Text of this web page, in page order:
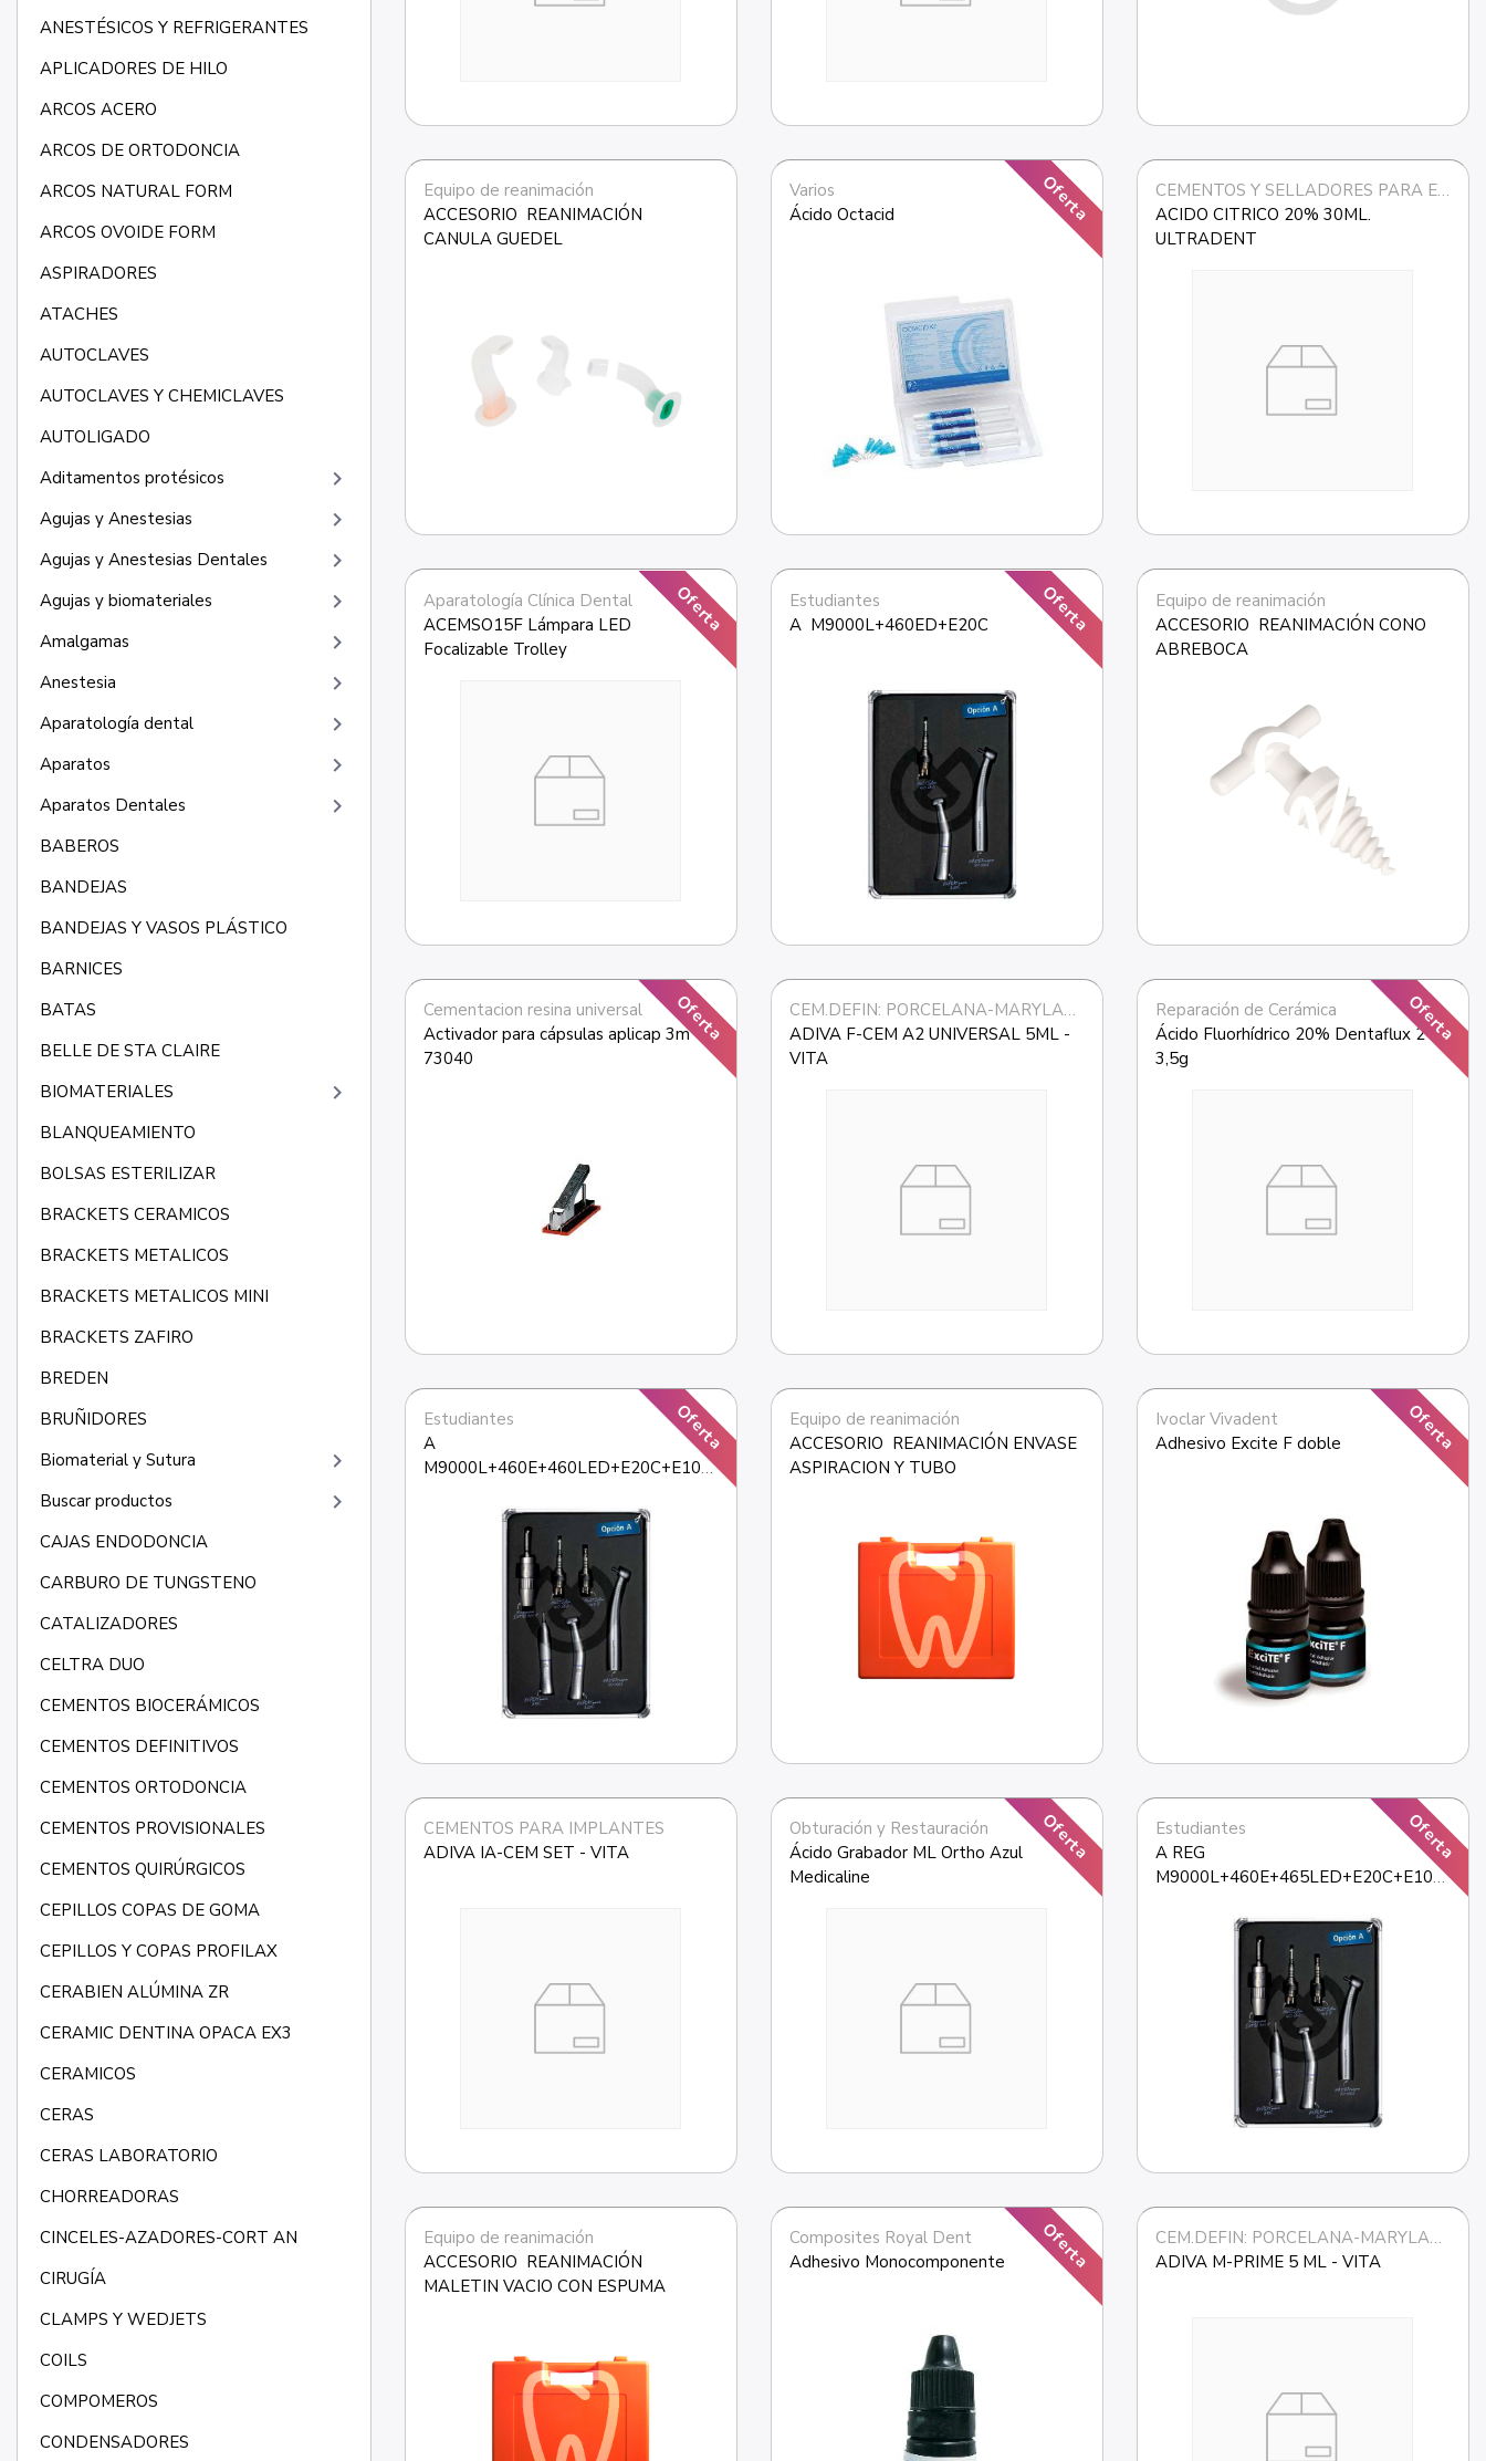
ANESTÉSICOS Y REFRIGERANTES
APLICADORES DE HILO
ARCOS ACERO
ARCOS DE ORTODONCIA
ARCOS NATURAL FORM
ARCOS OVOIDE FORM
ASPIRADORES
ATACHES
AUTOCLAVES
AUTOCLAVES Y CHEMICLAVES
AUTOLIGADO
Aditamentos protésicos
keyboard_arrow_right
Agujas y Anestesias keyboard_arrow_right
Agujas y Anestesias Dentales keyboard_arrow_right
Agujas y biomateriales keyboard_arrow_right
Amalgamas keyboard_arrow_right
Anestesia keyboard_arrow_right
Aparatología dental keyboard_arrow_right
Aparatos keyboard_arrow_right
Aparatos Dentales keyboard_arrow_right
BABEROS
BANDEJAS
BANDEJAS Y VASOS PLÁSTICO
BARNICES
BATAS
BELLE DE STA CLAIRE
BIOMATERIALES
keyboard_arrow_right
BLANQUEAMIENTO
BOLSAS ESTERILIZAR
BRACKETS CERAMICOS
BRACKETS METALICOS
BRACKETS METALICOS MINI
BRACKETS ZAFIRO
BREDEN
BRUÑIDORES
Biomaterial y Sutura
keyboard_arrow_right
Buscar productos keyboard_arrow_right
CAJAS ENDODONCIA
CARBURO DE TUNGSTENO
CATALIZADORES
CELTRA DUO
CEMENTOS BIOCERÁMICOS
CEMENTOS DEFINITIVOS
CEMENTOS ORTODONCIA
CEMENTOS PROVISIONALES
CEMENTOS QUIRÚRGICOS
CEPILLOS COPAS DE GOMA
CEPILLOS Y COPAS PROFILAX
CERABIEN ALÚMINA ZR
CERAMIC DENTINA OPACA EX3
CERAMICOS
CERAS
CERAS LABORATORIO
CHORREADORAS
CINCELES-AZADORES-CORT AN
CIRUGÍA
CLAMPS Y WEDJETS
COILS
COMPOMEROS
CONDENSADORES
Equipo de reanimación
ACCESORIO  REANIMACIÓN
CANULA GUEDEL
Oferta
Varios
CEMENTOS Y SELLADORES PARA ENDODONCIA
ACIDO CITRICO 20% 30ML.
ULTRADENT
Oferta
Aparatología Clínica Dental
ACEMSO15F Lámpara LED
Focalizable Trolley
Oferta
Estudiantes
A  M9000L+460ED+E20C
Equipo de reanimación
ACCESORIO  REANIMACIÓN CONO
ABREBOCA
Oferta
Cementacion resina universal
Activador para cápsulas aplicap 3m
73040
CEM.DEFIN: PORCELANA-MARYLAND
ADIVA F-CEM A2 UNIVERSAL 5ML -
VITA
Oferta
Reparación de Cerámica
Ácido Fluorhídrico 20% Dentaflux 2 x
3,5g
Oferta
Estudiantes
A
M9000L+460E+460LED+E20C+E10C
Equipo de reanimación
ACCESORIO  REANIMACIÓN ENVASE
ASPIRACION Y TUBO
Oferta
Ivoclar Vivadent
Adhesivo Excite F doble
CEMENTOS PARA IMPLANTES
ADIVA IA-CEM SET - VITA
Oferta
Obturación y Restauración
Ácido Grabador ML Ortho Azul
Medicaline
Oferta
Estudiantes
A REG
M9000L+460E+465LED+E20C+E10C
Equipo de reanimación
ACCESORIO  REANIMACIÓN
MALETIN VACIO CON ESPUMA
Oferta
Composites Royal Dent
Adhesivo Monocomponente
CEM.DEFIN: PORCELANA-MARYLAND
ADIVA M-PRIME 5 ML - VITA